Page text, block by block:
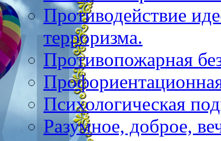
Противодействие
терроризма.
Противопожарная
Психологическая
Разумное, доброе,